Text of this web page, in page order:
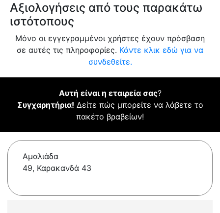
Αξιολογήσεις από τους παρακάτω
ιστότοπους
Μόνο οι εγγεγραμμένοι χρήστες έχουν πρόσβαση
σε αυτές τις πληροφορίες. Κάντε κλικ εδώ για να
συνδεθείτε.
Αυτή είναι η εταιρεία σας?
Συγχαρητήρια! Δείτε πώς μπορείτε να λάβετε το
πακέτο βραβείων!
Αμαλιάδα
49, Καρακανδά 43